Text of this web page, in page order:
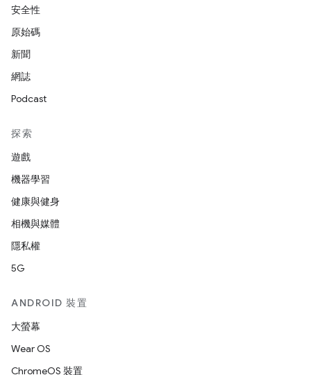
安全性
原始碼
新聞
網誌
Podcast
探索
遊戲
機器學習
健康與健身
相機與媒體
隱私權
5G
ANDROID 裝置
大螢幕
Wear OS
ChromeOS 裝置